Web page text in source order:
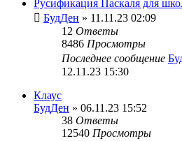
Русификация Паскаля для
БудДен » 11.11.23 02:09
12 Ответы
8486 Просмотры
Последнее сообщение
12.11.23 15:30
Клаус
БудДен » 06.11.23 15:52
38 Ответы
12540 Просмотры